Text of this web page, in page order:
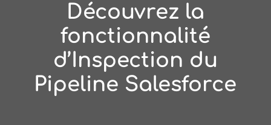
Découvrez la
fonctionnalité
d’Inspection du
Pipeline Salesforce